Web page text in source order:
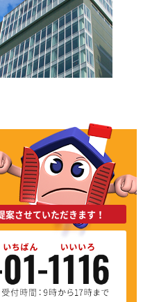
させていただきます！